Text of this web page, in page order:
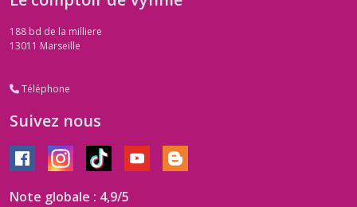
188 bd de la milliere
13011 Marseille
Téléphone
Suivez nous
Note globale : 4,9/5